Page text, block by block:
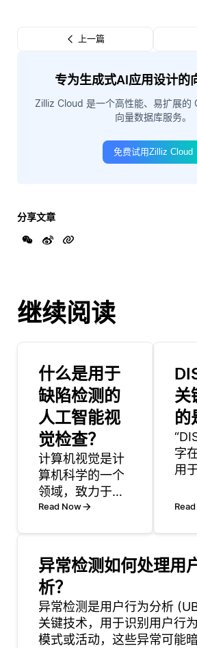
上一篇
专为生成式AI应用设计的
Zilliz Cloud 是一个高性能、易扩展的
向量数据库服务。
免费试用Zilliz Cloud
分享文章
继续阅读
什么是用于
缺陷检测的
人工智能视
觉检查？
计算机视觉是计
算机科学的一个
领域，致力于使
机器能够解释和
及处理和分析图
像或视频以提取
有意义的数据，
例如对象，深
度，运动和模
式。计算机视觉
Read Now
关
的
字
用
从
遇
值
字
一
析
异常检测如何处理用
析？
异常检测是用户行为分析
关键技术，用于识别用户行
模式或活动，这些异常可能